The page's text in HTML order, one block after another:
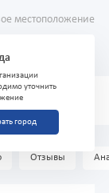
местоположение
уточнить
город
бежевый
Отзывы